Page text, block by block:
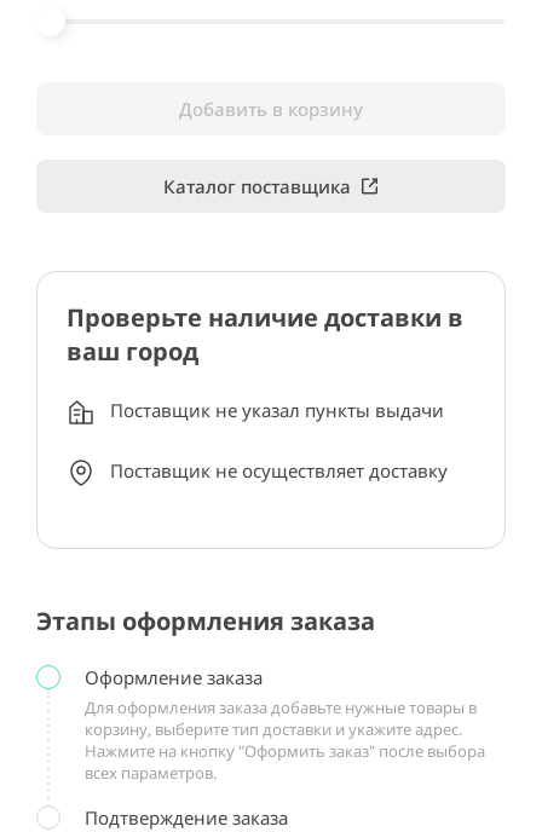
Добавить в корзину
Каталог поставщика
Проверьте наличие доставки в
ваш город
Поставщик не указал пункты выдачи
Поставщик не осуществляет доставку
Этапы оформления заказа
Оформление заказа
Для оформления заказа добавьте нужные товары в
корзину, выберите тип доставки и укажите адрес.
Нажмите на кнопку "Оформить заказ" после выбора
всех параметров.
Подтверждение заказа